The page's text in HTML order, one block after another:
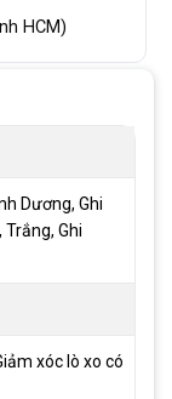
HCM)
Dương, Ghi
Trắng, Ghi
xóc lò xo có